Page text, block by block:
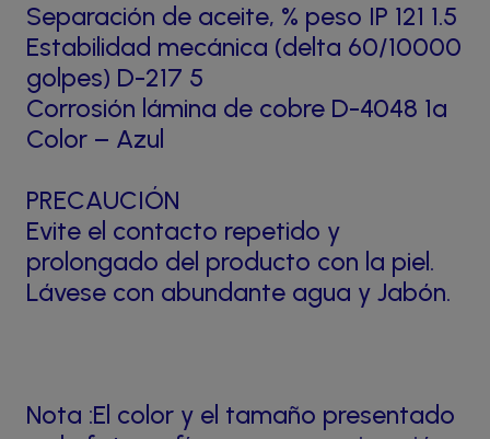
Separación de aceite, % peso IP 121 1.5
Estabilidad mecánica (delta 60/10000
golpes) D-217 5
Corrosión lámina de cobre D-4048 1a
Color – Azul
PRECAUCIÓN
Evite el contacto repetido y
prolongado del producto con la piel.
Lávese con abundante agua y Jabón.
Nota :El color y el tamaño presentado